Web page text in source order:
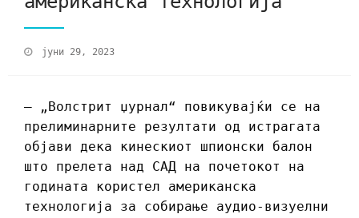
јуни 29, 2023
– „Волстрит џурнал“ повикувајќи се на
прелиминарните резултати од истрагата
објави дека кинескиот шпионски балон
што прелета над САД на почетокот на
годината користел американска
технологија за собирање аудио-визуелни